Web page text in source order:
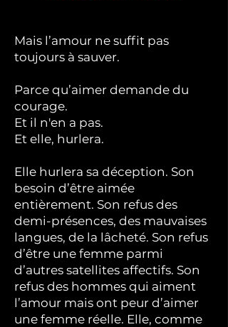
Mais l’amour ne suffit pas
toujours à sauver.
Parce qu’aimer demande du
courage.
Et il n'en a pas.
Et elle, hurlera.
Elle hurlera sa déception. Son
besoin d’être aimée
entièrement. Son refus des
demi-présences, des mauvaises
langues, de la lâcheté. Son refus
d’être une femme parmi
d’autres satellites affectifs. Son
refus des hommes qui aiment
l’amour mais ont peur d’aimer
une femme réelle. Elle, comme